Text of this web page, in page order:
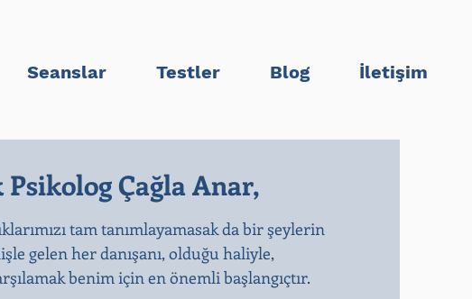
Seanslar Testler Blog İletişim
Çağla Anar,
tam tanımlayamasak da bir şeylerin
gelen her danışanı, olduğu haliyle,
benim için en önemli başlangıçtır.​